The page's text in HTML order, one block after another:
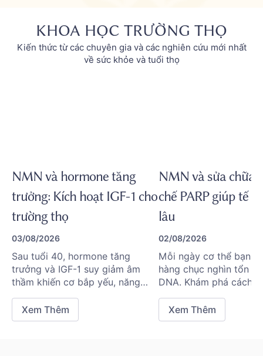
KHOA HỌC TRƯỜNG THỌ
Kiến thức từ các chuyên gia và các nghiên cứu mới nhất
về sức khỏe và tuổi thọ
NMN và hormone tăng
trưởng: Kích hoạt IGF-1 cho
trường thọ
03/08/2026
Sau tuổi 40, hormone tăng
trưởng và IGF-1 suy giảm âm
thầm khiến cơ bắp yếu, năng
lượng cạn kiệt. Khoa học mới
cho thấy NAD+ và NMN có thể
hỗ trợ trục nội tiết quan trọng
Xem Thêm
NMN và sửa chữa
chế PARP giúp tế
lâu
02/08/2026
Mỗi ngày cơ thể bạn
hàng chục nghìn tổn
DNA. Khám phá cách
PARP và NAD+ phối
vệ tế bào khỏi lão hóa
Xem Thêm